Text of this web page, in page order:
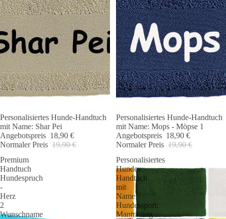
Angebot 🐾
Personalisiertes Hunde-Handtuch
mit Name: Shar Pei
Angebotspreis 18,90 €
Normaler Preis 19,90 €
Angebot 🐾
Personalisiertes Hunde-Handtuch
mit Name: Mops - Möpse 1
Angebotspreis 18,90 €
Normaler Preis 19,90 €
Premium
Handtuch
Hundespruch
-
Herz
2
Wunschname
Personalisiertes
Hunde-
Handtuch
mit
Name
Hundessport:
Mantrailing